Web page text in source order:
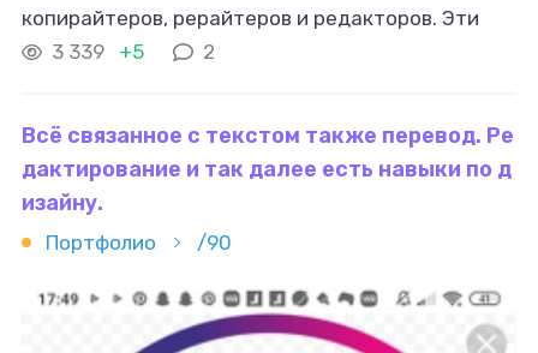
копирайтеров, рерайтеров и редакторов. Эти
технологии помогают улучшить качество
3 339 +5 2
Всё связанное с текстом также перевод. Ре
дактирование и так далее есть навыки по д
изайну.
Портфолио /90